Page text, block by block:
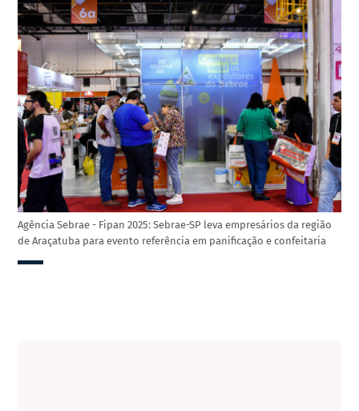
Agência Sebrae - Fipan 2025: Sebrae-SP leva empresários da região
de Araçatuba para evento referência em panificação e confeitaria